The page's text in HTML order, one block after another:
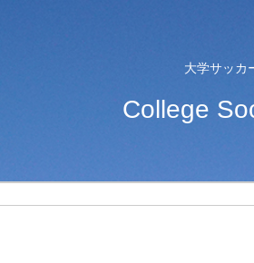
大学サッカ
College